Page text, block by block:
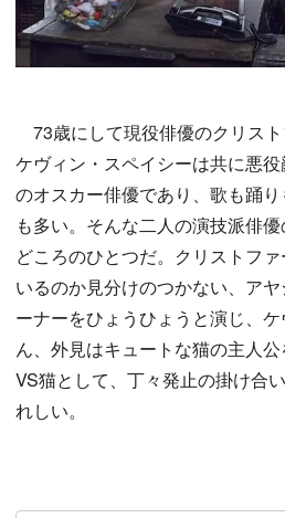
73歳にして現役俳優のクリスト
ケヴィン・スペイシーは共に悪
のオスカー俳優であり、歌も踊
も多い。そんな二人の演技派俳
どころのひとつだ。クリストフ
いるのか見分けのつかない、ア
ーナーをひょうひょうと演じ、
ん、外見はキュートな猫の主人
VS猫として、丁々発止の掛け合
れしい。